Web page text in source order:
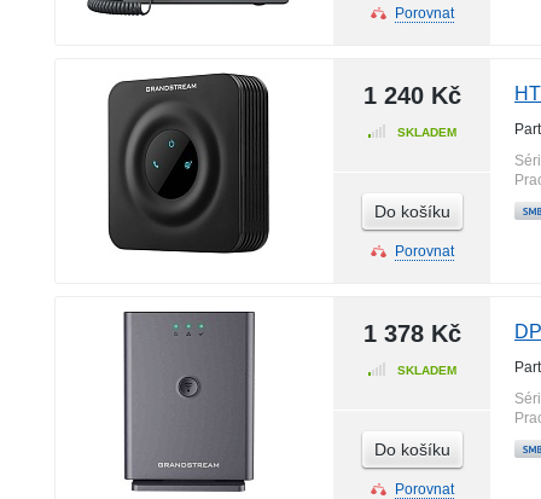
Porovnat
1 240 Kč
SKLADEM
Do košíku
Porovnat
1 378 Kč
SKLADEM
Do košíku
Porovnat